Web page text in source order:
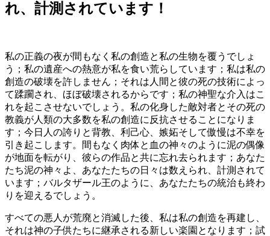
れ、計測されています！
私の正義の夜が間もなく私の創造と私の生物を覆うでしょ
う；私の遺産への熱意が私を食い荒らしています；私は私の
創造の破壊を許しません；それは人間と彼の死の技術によっ
て蹂躙され、ほぼ破壊されるからです；私の神聖な介入はこ
れを起こさせないでしょう。私の化身した敵対者とその死の
教義が人類の大多数を私の創造に反抗させることになりま
す；今日人の誇りと背教、利己心、嫉妬そして傲慢は不幸を
引き起こします。間もなく肉体と血の神々のように泥の偶像
が地面を転がり、彼らの作品と共に忘れ去られます；あなた
たち泥の神々よ、あなたたちの日々は数えられ、計測されて
います；バルタザール王のように、あなたたちの統治も終わ
りを迎えるでしょう。
すべての悪人が荒廃と消滅した後、私は私の創造を再建し、
それは神の子供たちに継承される新しい楽園となります；試